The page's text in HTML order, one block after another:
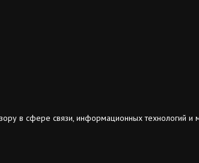
в сфере связи, информационных технологий и